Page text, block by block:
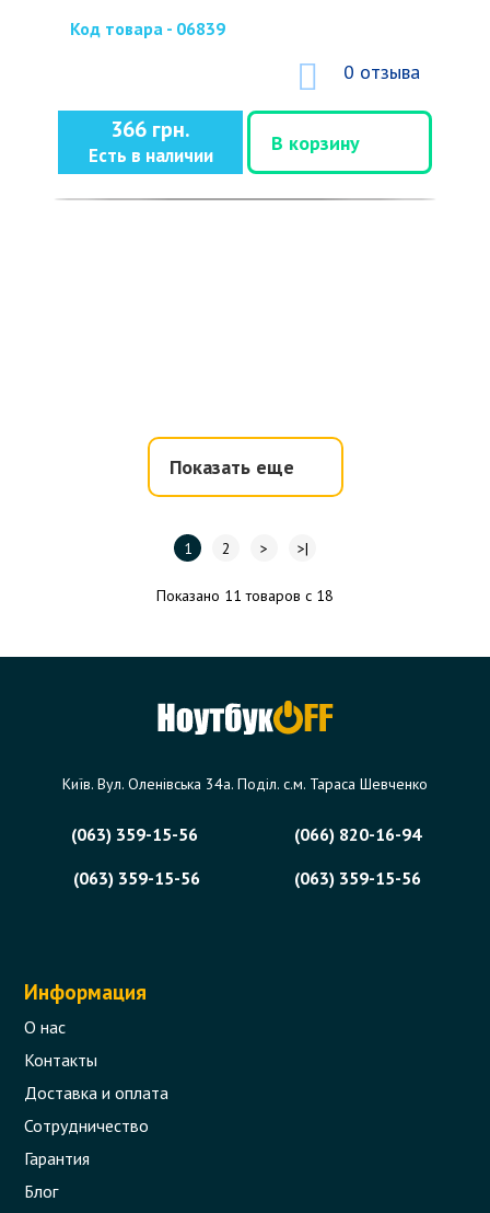
Код товара - 06839
0 отзыва
366 грн.
Есть в наличии
В корзину
Показать еще
1 2 > >|
Показано 11 товаров с 18
Київ. Вул. Оленівська 34а. Поділ. с.м. Тараса Шевченко
(063) 359-15-56
(066) 820-16-94
(063) 359-15-56
(063) 359-15-56
Информация
О нас
Контакты
Доставка и оплата
Сотрудничество
Гарантия
Блог